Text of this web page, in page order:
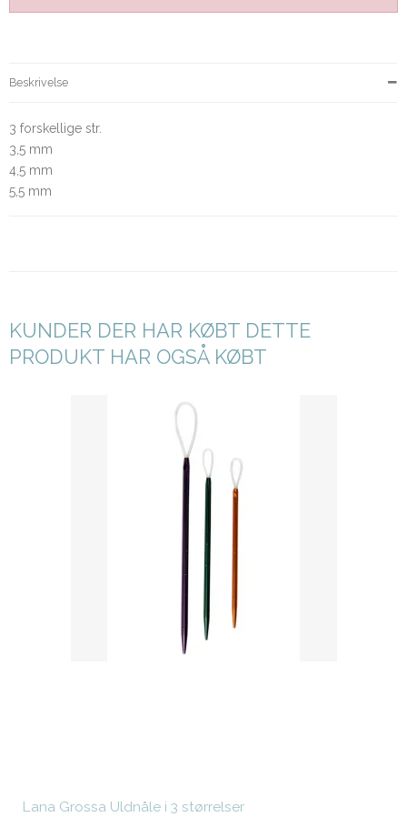
Beskrivelse
3 forskellige str.
3,5 mm
4,5 mm
5,5 mm
KUNDER DER HAR KØBT DETTE
PRODUKT HAR OGSÅ KØBT
Lana Grossa Uldnåle i 3 størrelser